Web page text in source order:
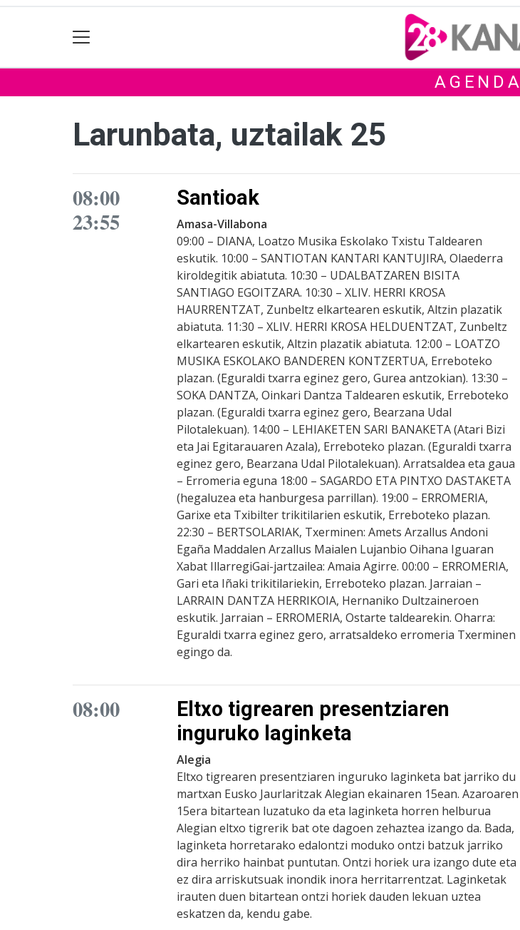
AGENDA
Larunbata, uztailak 25
08:00
23:55
Santioak
Amasa-Villabona
09:00 – DIANA, Loatzo Musika Eskolako Txistu Taldearen
eskutik. 10:00 – SANTIOTAN KANTARI KANTUJIRA, Olaederra
kiroldegitik abiatuta. 10:30 – UDALBATZAREN BISITA
SANTIAGO EGOITZARA. 10:30 – XLIV. HERRI KROSA
HAURRENTZAT, Zunbeltz elkartearen eskutik, Altzin plazatik
abiatuta. 11:30 – XLIV. HERRI KROSA HELDUENTZAT, Zunbeltz
elkartearen eskutik, Altzin plazatik abiatuta. 12:00 – LOATZO
MUSIKA ESKOLAKO BANDEREN KONTZERTUA, Erreboteko
plazan. (Eguraldi txarra eginez gero, Gurea antzokian). 13:30 –
SOKA DANTZA, Oinkari Dantza Taldearen eskutik, Erreboteko
plazan. (Eguraldi txarra eginez gero, Bearzana Udal
Pilotalekuan). 14:00 – LEHIAKETEN SARI BANAKETA (Atari Bizi
eta Jai Egitarauaren Azala), Erreboteko plazan. (Eguraldi txarra
eginez gero, Bearzana Udal Pilotalekuan). Arratsaldea eta gaua
– Erromeria eguna 18:00 – SAGARDO ETA PINTXO DASTAKETA
(hegaluzea eta hanburgesa parrillan). 19:00 – ERROMERIA,
Garixe eta Txibilter trikitilarien eskutik, Erreboteko plazan.
22:30 – BERTSOLARIAK, Txerminen: Amets Arzallus Andoni
Egaña Maddalen Arzallus Maialen Lujanbio Oihana Iguaran
Xabat IllarregiGai-jartzailea: Amaia Agirre. 00:00 – ERROMERIA,
Gari eta Iñaki trikitilariekin, Erreboteko plazan. Jarraian –
LARRAIN DANTZA HERRIKOIA, Hernaniko Dultzaineroen
eskutik. Jarraian – ERROMERIA, Ostarte taldearekin. Oharra:
Eguraldi txarra eginez gero, arratsaldeko erromeria Txerminen
egingo da.
08:00
Eltxo tigrearen presentziaren
inguruko laginketa
Alegia
Eltxo tigrearen presentziaren inguruko laginketa bat jarriko du
martxan Eusko Jaurlaritzak Alegian ekainaren 15ean. Azaroaren
15era bitartean luzatuko da eta laginketa horren helburua
Alegian eltxo tigrerik bat ote dagoen zehaztea izango da. Bada,
laginketa horretarako edalontzi moduko ontzi batzuk jarriko
dira herriko hainbat puntutan. Ontzi horiek ura izango dute eta
ez dira arriskutsuak inondik inora herritarrentzat. Laginketak
irauten duen bitartean ontzi horiek dauden lekuan uztea
eskatzen da, kendu gabe.